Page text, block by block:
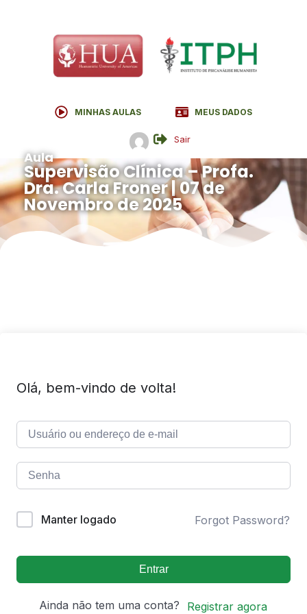
MINHAS AULAS MEUS DADOS
Sair
Aula
Supervisão Clínica – Profa.
Dra. Carla Froner | 07 de
Novembro de 2025
Olá, bem-vindo de volta!
Manter logado Forgot Password?
Entrar
Ainda não tem uma conta? Registrar agora